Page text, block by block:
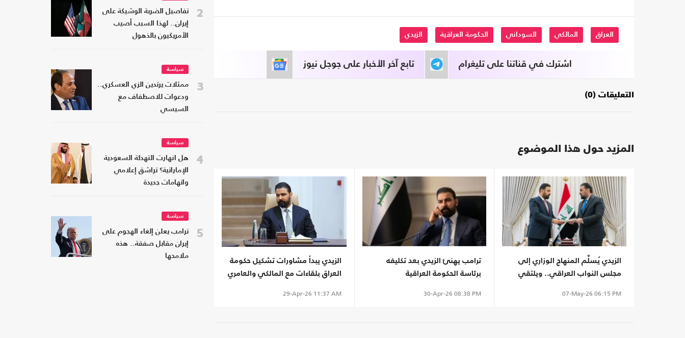
العراق المالكي السوداني الحكومة العراقية الزيدي
تابع آخر الأخبار على جوجل نيوز اشترك في قناتنا على تليغرام
التعليقات (0)
المزيد حول هذا الموضوع
الزيدي يُسلِّم المنهاج الوزاري إلى
مجلس النواب العراقي.. ويلتقي
07-May-26 06:15 PM
ترامب يهنئ الزيدي بعد تكليفه
برئاسة الحكومة العراقية
30-Apr-26 08:38 PM
الزيدي يبدأ مشاورات تشكيل حكومة
العراق بلقاءات مع المالكي والعامري
29-Apr-26 11:37 AM
2
تفاصيل الضربة الوشيكة على
إيران.. لهذا السبب أصيب
الأمريكيون بالذهول
3
سياسة
ممثلات يرتدين الزي العسكري..
ودعوات للاصطفاف مع
السيسي
4
سياسة
هل انهارت التهدئة السعودية
الإماراتية؟ تراشق إعلامي
واتهامات جديدة
5
سياسة
ترامب يعلن إلغاء الهجوم على
إيران مقابل صفقة.. هذه
ملامحها